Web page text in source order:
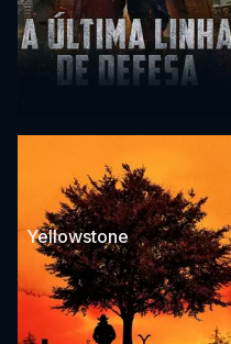
Yellowstone